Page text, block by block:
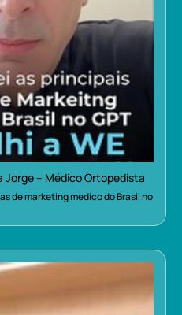
Jorge – Médico Ortopedista
de marketing medico do Brasil no